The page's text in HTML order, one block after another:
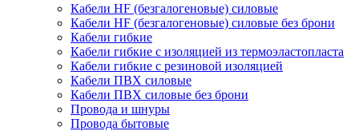
Кабели HF (безгалогеновые) силовые
Кабели HF (безгалогеновые) силовые без брони
Кабели гибкие
Кабели гибкие с изоляцией из термоэластопласта
Кабели гибкие с резиновой изоляцией
Кабели ПВХ силовые
Кабели ПВХ силовые без брони
Провода и шнуры
Провода бытовые